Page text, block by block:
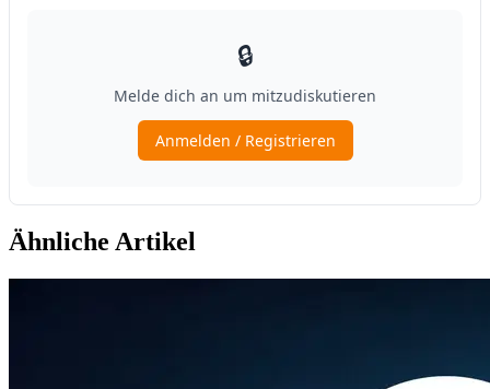
Ähnliche Artikel